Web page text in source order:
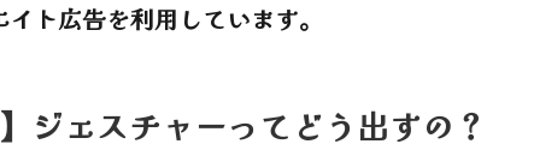
ト広告を利用しています。
ジェスチャーってどう出すの？